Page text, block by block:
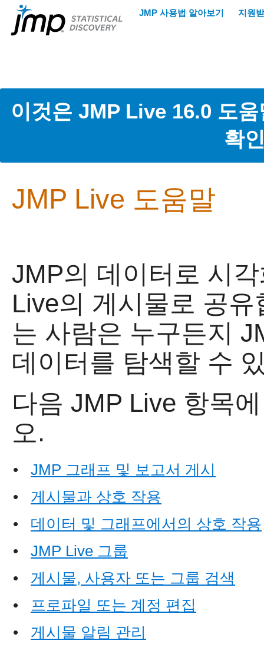
이것은 JMP Live 16.0 도
확
JMP Live 도움말
JMP의 데이터로 시
Live의 게시물로 공
는 사람은 누구든지
데이터를 탐색할 수
다음 JMP Live 항목
오.
•
JMP 그래프 및 보고서 게시
•
게시물과 상호 작용
•
데이터 및 그래프에서의 상호 작용
•
JMP Live 그룹
•
게시물, 사용자 또는 그룹 검색
•
프로파일 또는 계정 편집
•
게시물 알림 관리